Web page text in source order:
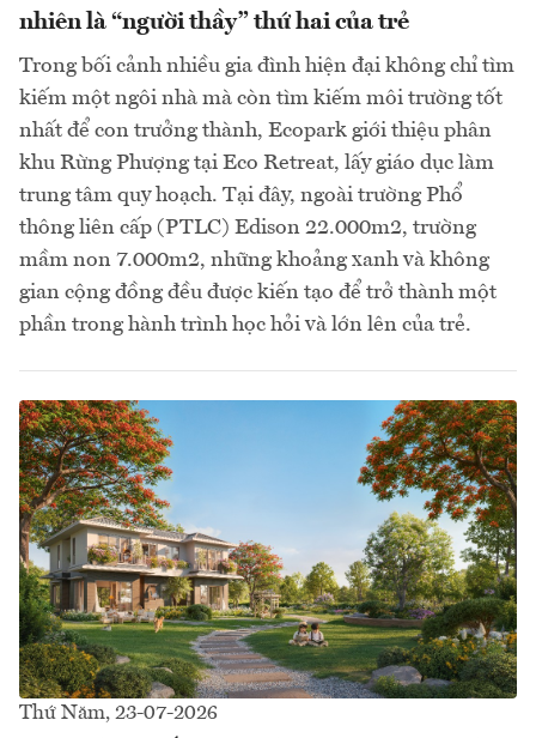
nhiên là “người thầy” thứ hai của trẻ
Trong bối cảnh nhiều gia đình hiện đại không chỉ tìm
kiếm một ngôi nhà mà còn tìm kiếm môi trường tốt
nhất để con trưởng thành, Ecopark giới thiệu phân
khu Rừng Phượng tại Eco Retreat, lấy giáo dục làm
trung tâm quy hoạch. Tại đây, ngoài trường Phổ
thông liên cấp (PTLC) Edison 22.000m2, trường
mầm non 7.000m2, những khoảng xanh và không
gian cộng đồng đều được kiến tạo để trở thành một
phần trong hành trình học hỏi và lớn lên của trẻ.
Thứ Năm, 23-07-2026